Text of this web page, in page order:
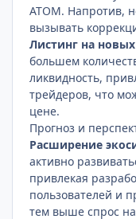
ATOM. Напротив,
вызывать
Листинг на
большем
ликвидность,
трейдеров, что
цене.
Прогноз и
Расширение
активно
привлекая
пользователей и
тем выше спрос на